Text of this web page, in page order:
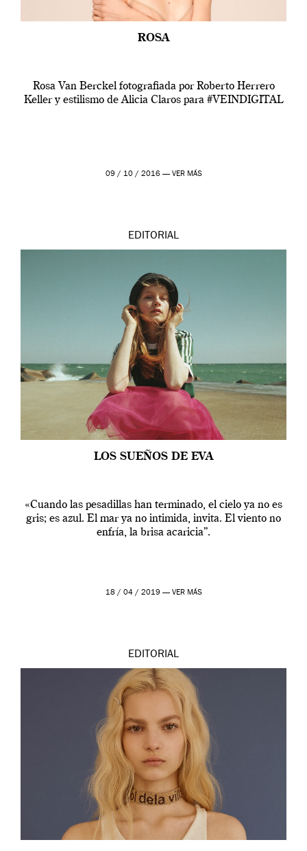
ROSA
Rosa Van Berckel fotografiada por Roberto Herrero
Keller y estilismo de Alicia Claros para #VEINDIGITAL
09 / 10 / 2016 — VER MÁS
EDITORIAL
LOS SUEÑOS DE EVA
«Cuando las pesadillas han terminado, el cielo ya no es
gris; es azul. El mar ya no intimida, invita. El viento no
enfría, la brisa acaricia”.
18 / 04 / 2019 — VER MÁS
EDITORIAL